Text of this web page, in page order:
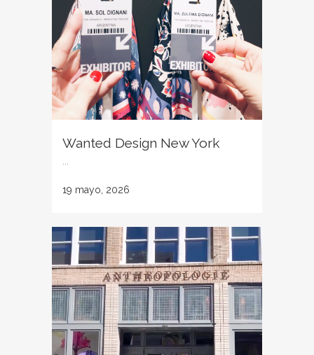
Wanted Design New York
19 mayo, 2026